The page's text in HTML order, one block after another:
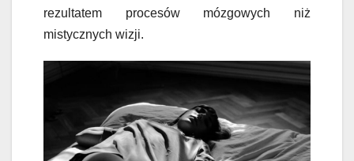
rezultatem procesów mózgowych niż
mistycznych wizji.